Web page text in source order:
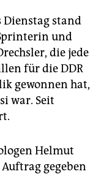
stand
und
die jede
für die DDR
gewonnen hat,
war. Seit
Helmut
gegeben